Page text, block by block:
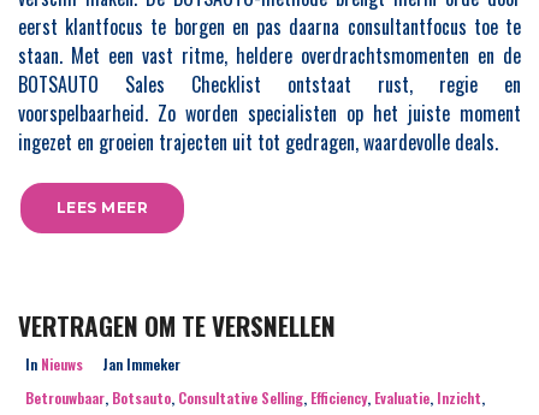
eerst klantfocus te borgen en pas daarna consultantfocus toe te
staan. Met een vast ritme, heldere overdrachtsmomenten en de
BOTSAUTO Sales Checklist ontstaat rust, regie en
voorspelbaarheid. Zo worden specialisten op het juiste moment
ingezet en groeien trajecten uit tot gedragen, waardevolle deals.
LEES MEER
VERTRAGEN OM TE VERSNELLEN
In Nieuws
Jan Immeker
Betrouwbaar, Botsauto, Consultative Selling, Efficiency, Evaluatie, Inzicht,